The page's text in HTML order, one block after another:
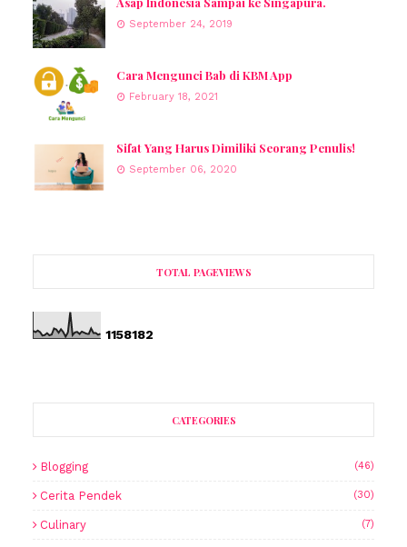
September 24, 2019
Cara Mengunci Bab di KBM App
February 18, 2021
Sifat Yang Harus Dimiliki Seorang Penulis!
September 06, 2020
TOTAL PAGEVIEWS
1158182
CATEGORIES
Blogging (46)
Cerita Pendek (30)
Culinary (7)